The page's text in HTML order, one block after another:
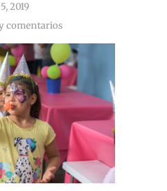
2019
comentarios